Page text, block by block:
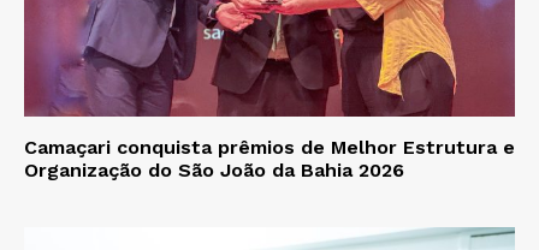
Camaçari conquista prêmios de Melhor Estrutura e
Organização do São João da Bahia 2026